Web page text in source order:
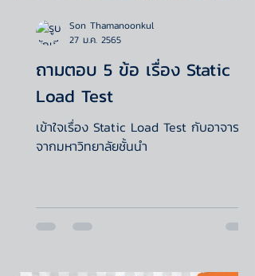
ถามตอบ 5 ข้อ เรื่อง Static
Load Test
เข้าใจเรื่อง Static Load Test กับอาจารย์
จากมหาวิทยาลัยชั้นนำ
Son Thamanoonkul
27 ม.ค. 2565